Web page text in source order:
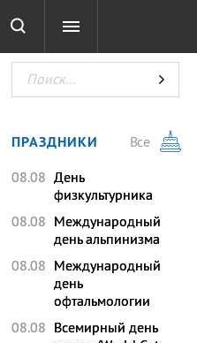
ТЕСТЫ
ПРАЗДНИКИ
Все
08.08 День
физкультурника
08.08 Международный
день альпинизма
08.08 Международный
день
офтальмологии
08.08 Всемирный день